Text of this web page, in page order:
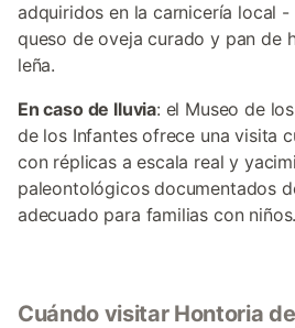
adquiridos en la carnicería local -
queso de oveja curado y pan de
leña.
En caso de lluvia: el Museo de
de los Infantes ofrece una visita
con réplicas a escala real y
paleontológicos documentados
adecuado para familias con niños.
Cuándo visitar Hontoria